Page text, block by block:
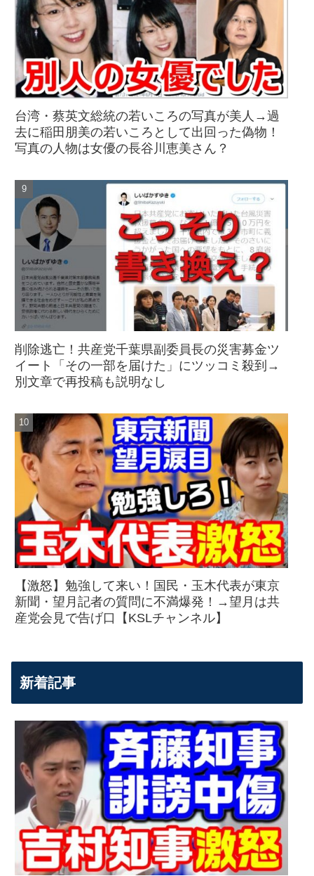
台湾・蔡英文総統の若いころの写真が美人→過
去に稲田朋美の若いころとして出回った偽物！
写真の人物は女優の長谷川恵美さん？
削除逃亡！共産党千葉県副委員長の災害募金ツ
イート「その一部を届けた」にツッコミ殺到→
別文章で再投稿も説明なし
【激怒】勉強して来い！国民・玉木代表が東京
新聞・望月記者の質問に不満爆発！→望月は共
産党会見で告げ口【KSLチャンネル】
新着記事